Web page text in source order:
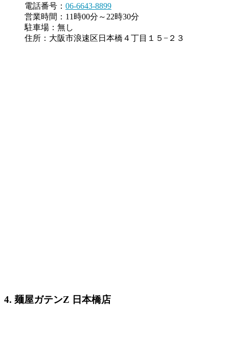
電話番号： 06-6643-8899
営業時間：11時00分～22時30分
駐車場：無し
住所：大阪市浪速区日本橋４丁目１５−２３
4. 麺屋ガテンZ 日本橋店